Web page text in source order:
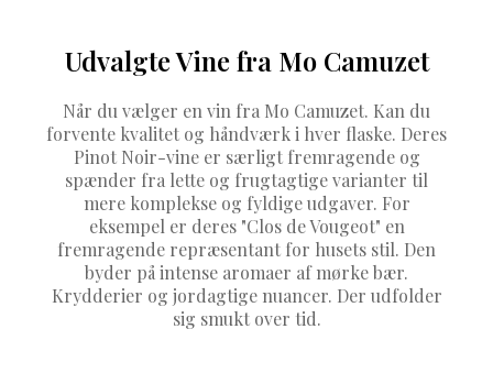
Udvalgte Vine fra Mo Camuzet
Når du vælger en vin fra Mo Camuzet. Kan du
forvente kvalitet og håndværk i hver flaske. Deres
Pinot Noir-vine er særligt fremragende og
spænder fra lette og frugtagtige varianter til
mere komplekse og fyldige udgaver. For
eksempel er deres "Clos de Vougeot" en
fremragende repræsentant for husets stil. Den
byder på intense aromaer af mørke bær.
Krydderier og jordagtige nuancer. Der udfolder
sig smukt over tid.